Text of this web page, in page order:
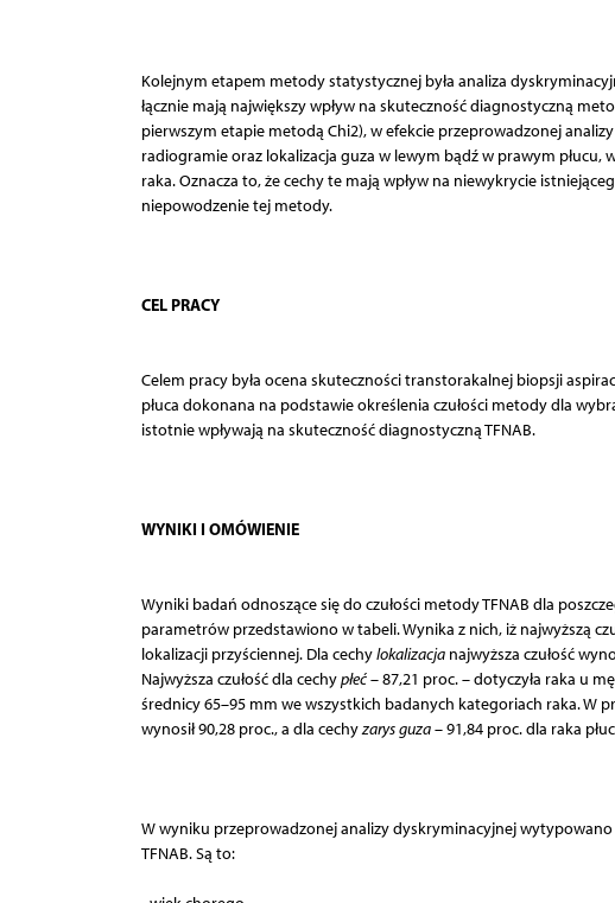
Kolejnym etapem metody statystycznej była analiza
łącznie mają największy wpływ na skuteczność diagnostyczną
pierwszym etapie metodą Chi2), w efekcie przeprowadzonej
radiogramie oraz lokalizacja guza w lewym bądź w prawym płucu,
raka. Oznacza to, że cechy te mają wpływ na niewykrycie
niepowodzenie tej metody.
CEL PRACY
Celem pracy była ocena skuteczności transtorakalnej biopsji
płuca dokonana na podstawie określenia czułości metody dla
istotnie wpływają na skuteczność diagnostyczną TFNAB.
WYNIKI I OMÓWIENIE
Wyniki badań odnoszące się do czułości metody TFNAB dla
parametrów przedstawiono w tabeli. Wynika z nich, iż najwyższą
lokalizacji przyściennej. Dla cechylokalizacjanajwyższa czułość
Najwyższa czułość dla cechypłeć– 87,21 proc. – dotyczyła raka u
średnicy 65–95 mm we wszystkich badanych kategoriach raka. W
wynosił 90,28 proc., a dla cechyzarys guza– 91,84 proc. dla raka
W wyniku przeprowadzonej analizy dyskryminacyjnej
TFNAB. Są to: